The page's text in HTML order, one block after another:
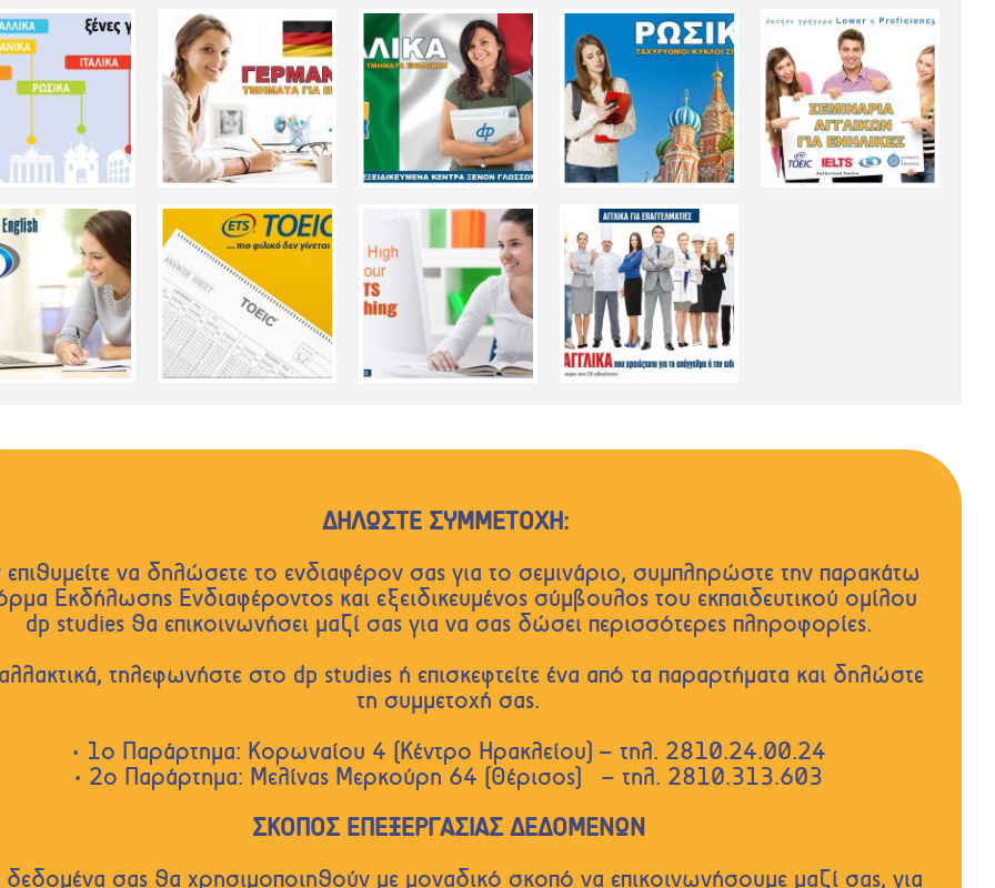
ΔΗΛΩΣΤΕ ΣΥΜΜΕΤΟΧΗ:
να δηλώσετε το ενδιαφέρον σας για το σεμινάριο, συμπληρώστε την παρακάτω
Εκδήλωσης Ενδιαφέροντος και εξειδικευμένος σύμβουλος του εκπαιδευτικού ομίλου
dp studies θα επικοινωνήσει μαζί σας για να σας δώσει περισσότερες πληροφορίες.
τηλεφωνήστε στο dp studies ή επισκεφτείτε ένα από τα παραρτήματα και δηλώστε
τη συμμετοχή σας.
• 1ο Παράρτημα: Κορωναίου 4 (Κέντρο Ηρακλείου) – τηλ. 2810.24.00.24
• 2ο Παράρτημα: Μελίνας Μερκούρη 64 (Θέρισος) – τηλ. 2810.313.603
ΣΚΟΠΟΣ ΕΠΕΞΕΡΓΑΣΙΑΣ ΔΕΔΟΜΕΝΩΝ
σας θα χρησιμοποιηθούν με μοναδικό σκοπό να επικοινωνήσουμε μαζί σας, για